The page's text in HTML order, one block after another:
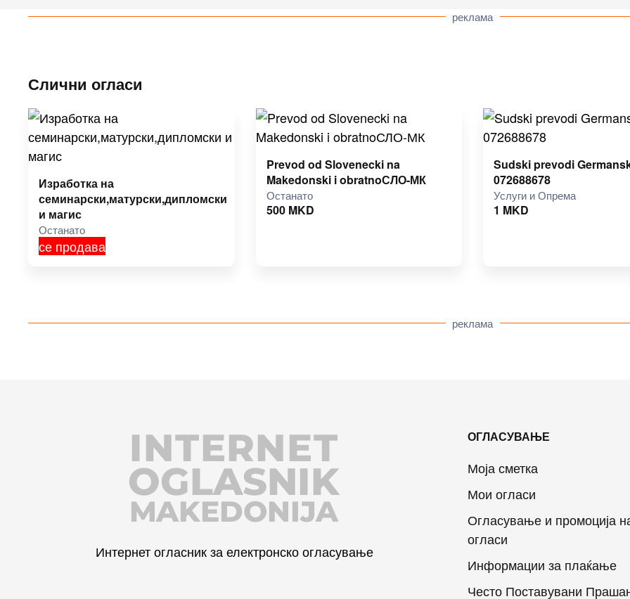
реклама
Слични огласи
Изработка на
семинарски,матурски,дипломски
и магис
Останато
се продава
Prevod od Slovenecki na
Makedonski i obratnoСЛО-МК
Останато
500 MKD
Sudski prevodi
072688678
Услуги и Опрема
1 MKD
реклама
INTERNET
MAKEDONIJA
OGLASNIK
Интернет огласник за електронско огласување
ОГЛАСУВАЊЕ
Моја сметка
Мои огласи
Огласување и промоција
огласи
Информации за плаќање
Често Поставувани